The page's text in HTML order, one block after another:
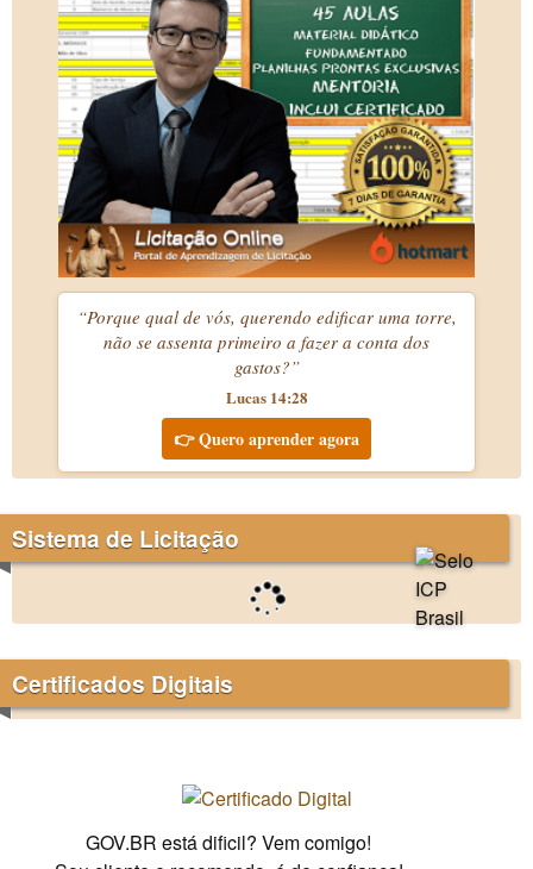
“Porque qual de vós, querendo edificar uma torre,
não se assenta primeiro a fazer a conta dos
gastos?”
Lucas 14:28
👉 Quero aprender agora
Sistema de Licitação
Certificados Digitais
GOV.BR está dificil? Vem comigo!